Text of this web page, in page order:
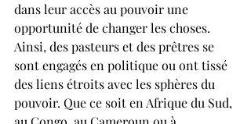
dans leur accès au pouvoir une
opportunité de changer les choses.
Ainsi, des pasteurs et des prêtres se
sont engagés en politique ou ont tissé
des liens étroits avec les sphères du
pouvoir. Que ce soit en Afrique du Sud,